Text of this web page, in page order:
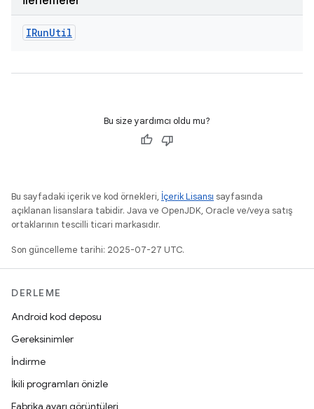
IRunUtil
Bu size yardımcı oldu mu?
Bu sayfadaki içerik ve kod örnekleri, İçerik Lisansı sayfasında
açıklanan lisanslara tabidir. Java ve OpenJDK, Oracle ve/veya satış
ortaklarının tescilli ticari markasıdır.
Son güncelleme tarihi: 2025-07-27 UTC.
DERLEME
Android kod deposu
Gereksinimler
İndirme
İkili programları önizle
Fabrika ayarı görüntüleri